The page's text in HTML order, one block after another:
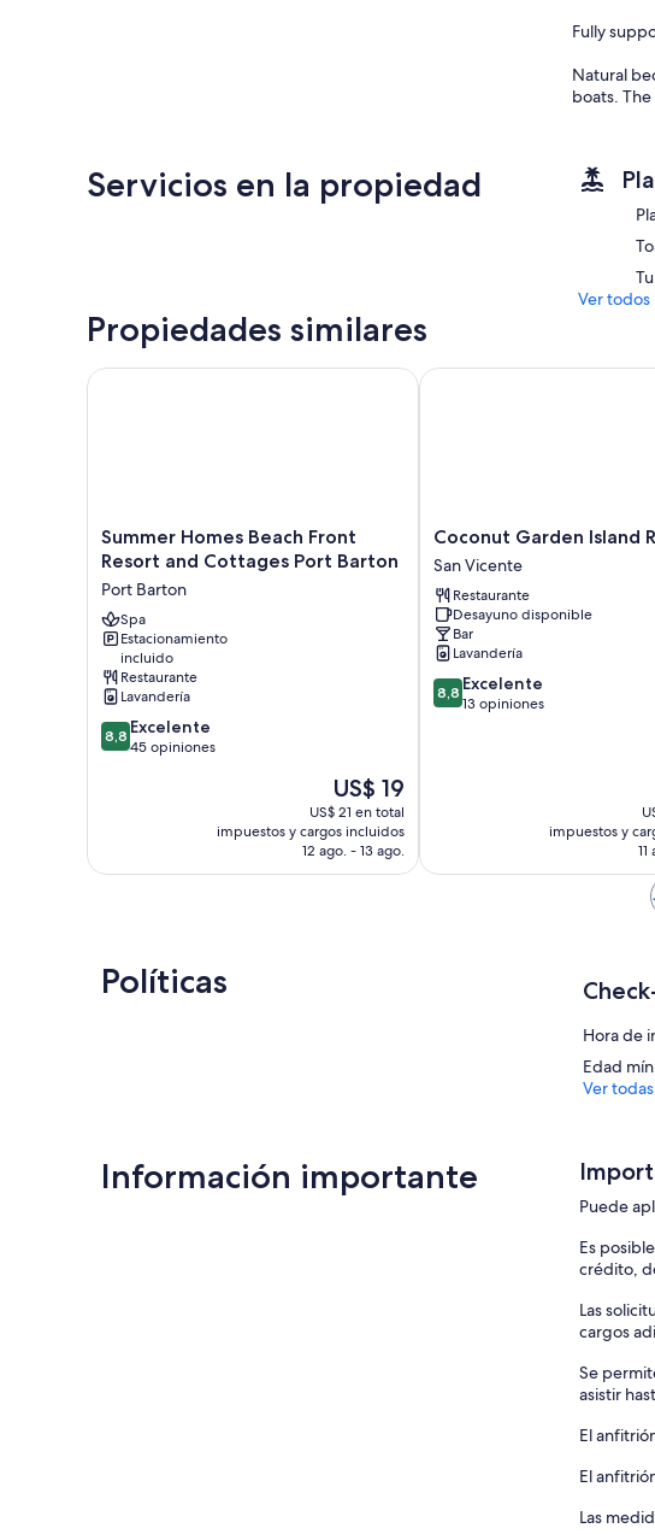
Fully
Natural
boats.
Servicios en la propiedad
Ver todos
Propiedades similares
Summer
Homes
Front
Resort
and
Cottages
Port
Barton
Port
Barton
Summer Homes Beach Front
Resort and Cottages Port Barton
Port Barton
Spa
Estacionamiento
incluido
Restaurante
Lavandería
8.8
de
8,8 Excelente
45 opiniones
El
precio
actual
es
de
US$ 19
US$ 21 en total
impuestos y cargos incluidos
12 ago. - 13 ago.
Summer Homes Beach Front Resort and Cottages Port Barton
Coconut
Garden
Island
Resort
San
Vicente
Coconut Garden Island
San Vicente
Restaurante
Desayuno disponible
Bar
Lavandería
8.8
de
8,8 Excelente
13 opiniones
impuestos y
Coconut Garden Island
Políticas
Hora de
Edad
Ver
Información importante
Puede
Es
crédito,
Las
cargos
Se
asistir
El
El
Las